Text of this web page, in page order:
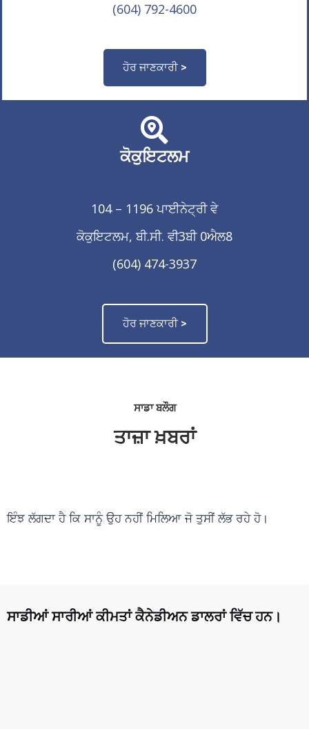
(604) 792-4600
ਹੋਰ ਜਾਣਕਾਰੀ >
ਕੋਕੁਇਟਲਮ
104 – 1196 ਪਾਈਨੇਟ੍ਰੀ ਵੇ
ਕੋਕੁਇਟਲਮ, ਬੀ.ਸੀ. ਵੀ3ਬੀ 0ਐਲ8
(604) 474-3937
ਹੋਰ ਜਾਣਕਾਰੀ >
ਸਾਡਾ ਬਲੌਗ
ਤਾਜ਼ਾ ਖ਼ਬਰਾਂ
ਇੰਝ ਲੱਗਦਾ ਹੈ ਕਿ ਸਾਨੂੰ ਉਹ ਨਹੀਂ ਮਿਲਿਆ ਜੋ ਤੁਸੀਂ ਲੱਭ ਰਹੇ ਹੋ।
ਸਾਡੀਆਂ ਸਾਰੀਆਂ ਕੀਮਤਾਂ ਕੈਨੇਡੀਅਨ ਡਾਲਰਾਂ ਵਿੱਚ ਹਨ।